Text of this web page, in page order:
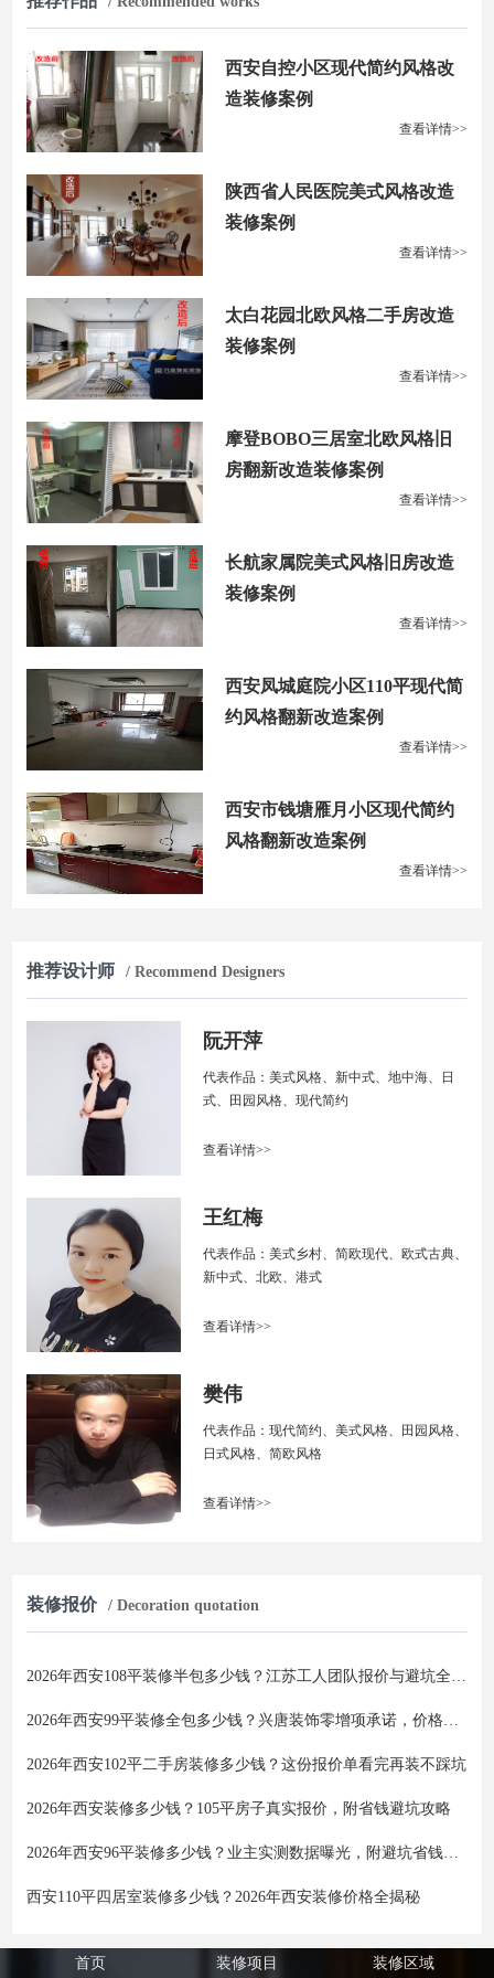
西安自控小区现代简约风格改
造装修案例
查看详情>>
陕西省人民医院美式风格改造
装修案例
查看详情>>
太白花园北欧风格二手房改造
装修案例
查看详情>>
摩登BOBO三居室北欧风格旧
房翻新改造装修案例
查看详情>>
长航家属院美式风格旧房改造
装修案例
查看详情>>
西安凤城庭院小区110平现代简
约风格翻新改造案例
查看详情>>
西安市钱塘雁月小区现代简约
风格翻新改造案例
查看详情>>
推荐设计师 / Recommend Designers
阮开萍
代表作品：美式风格、新中式、地中海、日
式、田园风格、现代简约
查看详情>>
王红梅
代表作品：美式乡村、简欧现代、欧式古典、
新中式、北欧、港式
查看详情>>
樊伟
代表作品：现代简约、美式风格、田园风格、
日式风格、简欧风格
查看详情>>
装修报价 / Decoration quotation
2026年西安108平装修半包多少钱？江苏工人团队报价与避坑全攻略
2026年西安99平装修全包多少钱？兴唐装饰零增项承诺，价格透明不踩坑
2026年西安102平二手房装修多少钱？这份报价单看完再装不踩坑
2026年西安装修多少钱？105平房子真实报价，附省钱避坑攻略
2026年西安96平装修多少钱？业主实测数据曝光，附避坑省钱全攻略
西安110平四居室装修多少钱？2026年西安装修价格全揭秘
首页 装修项目 装修区域